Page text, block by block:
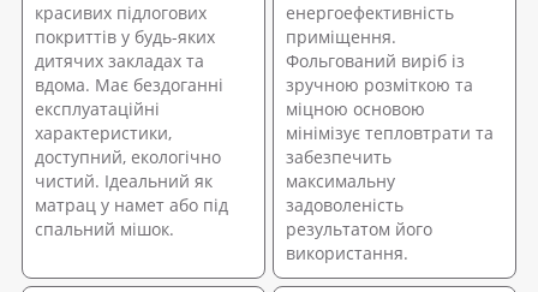
красивих підлогових
покриттів у будь-яких
дитячих закладах та
вдома. Має бездоганні
експлуатаційні
характеристики,
доступний, екологічно
чистий. Ідеальний як
матрац у намет або під
спальний мішок.
енергоефективність
приміщення.
Фольгований виріб із
зручною розміткою та
міцною основою
мінімізує тепловтрати та
забезпечить
максимальну
задоволеність
результатом його
використання.